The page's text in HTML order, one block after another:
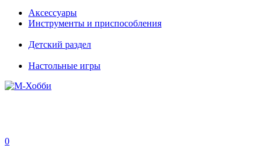
Аксессуары
Инструменты и приспособления
Детский раздел
Настольные игры
0